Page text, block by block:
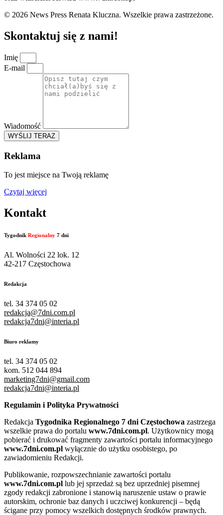
© 2026 News Press Renata Kluczna. Wszelkie prawa zastrzeżone.
Skontaktuj się z nami!
Imię
E-mail
Wiadomość
WYŚLIJ TERAZ
Reklama
To jest miejsce na Twoją reklamę
Czytaj więcej
Kontakt
Tygodnik Regionalny 7 dni
Al. Wolności 22 lok. 12
42-217 Częstochowa
Redakcja
tel. 34 374 05 02
redakcja@7dni.com.pl
redakcja7dni@interia.pl
Biuro reklamy
tel. 34 374 05 02
kom. 512 044 894
marketing7dni@gmail.com
redakcja7dni@interia.pl
Regulamin i Polityka Prywatności
Redakcja Tygodnika Regionalnego 7 dni Częstochowa zastrzega
wszelkie prawa do portalu www.7dni.com.pl. Użytkownicy mogą
pobierać i drukować fragmenty zawartości portalu informacyjnego
www.7dni.com.pl wyłącznie do użytku osobistego, po
zawiadomieniu Redakcji.
Publikowanie, rozpowszechnianie zawartości portalu
www.7dni.com.pl lub jej sprzedaż są bez uprzedniej pisemnej
zgody redakcji zabronione i stanowią naruszenie ustaw o prawie
autorskim, ochronie baz danych i uczciwej konkurencji – będą
ścigane przy pomocy wszelkich dostępnych środków prawnych.